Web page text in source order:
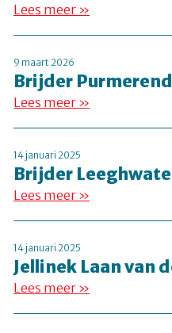
Lees meer »
9 maart 2026
Brijder Purmerend
Lees meer »
14 januari 2025
Brijder
Lees meer »
14 januari 2025
Jellinek Laan van
Lees meer »